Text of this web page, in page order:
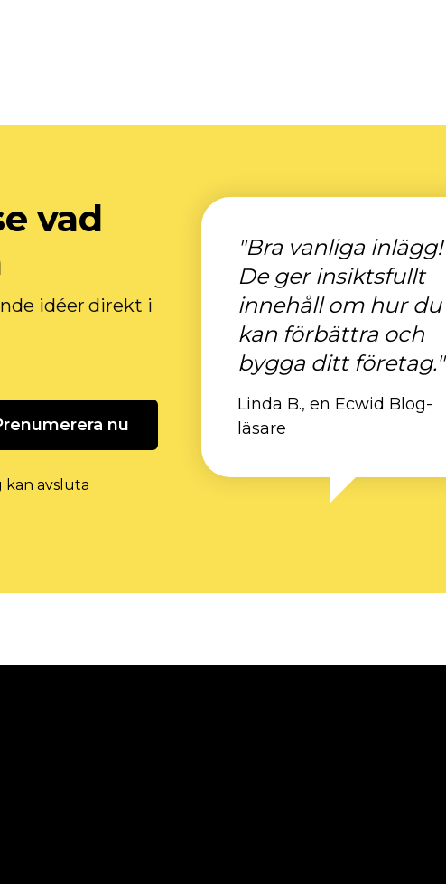
vad
idéer direkt i
nu
kan avsluta
"Bra vanliga inlägg!
De ger insiktsfullt
innehåll om hur du
kan förbättra och
bygga ditt företag."
Linda B., en Ecwid Blog-
läsare